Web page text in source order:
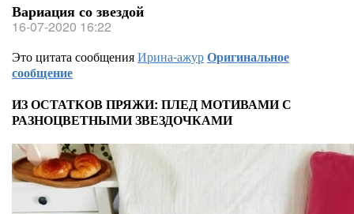
Вариация со звездой
16-07-2020 16:22
Это цитата сообщенияИрина-ажурОригинальное
сообщение
ИЗ ОСТАТКОВ ПРЯЖИ: ПЛЕД МОТИВАМИ С
РАЗНОЦВЕТНЫМИ ЗВЕЗДОЧКАМИ